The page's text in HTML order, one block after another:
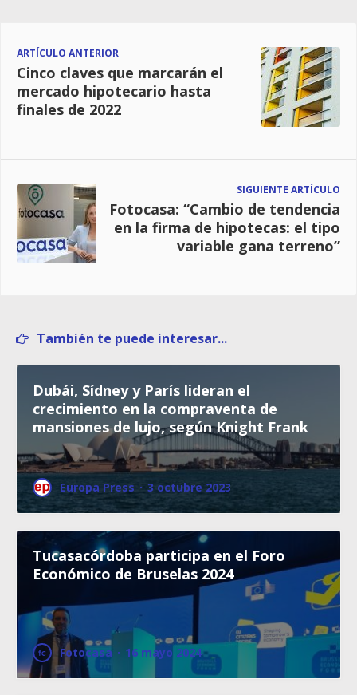
ARTÍCULO ANTERIOR
Cinco claves que marcarán el
mercado hipotecario hasta
finales de 2022
SIGUIENTE ARTÍCULO
Fotocasa: “Cambio de tendencia
en la firma de hipotecas: el tipo
variable gana terreno”
También te puede interesar...
Dubái, Sídney y París lideran el
crecimiento en la compraventa de
mansiones de lujo, según Knight Frank
Europa Press · 3 octubre 2023
Tucasacórdoba participa en el Foro
Económico de Bruselas 2024
Fotocasa · 16 mayo 2024